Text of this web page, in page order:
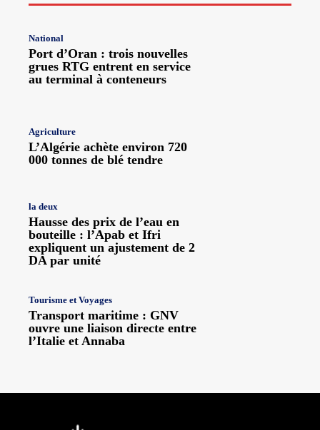
National
Port d’Oran : trois nouvelles
grues RTG entrent en service
au terminal à conteneurs
Agriculture
L’Algérie achète environ 720
000 tonnes de blé tendre
la deux
Hausse des prix de l’eau en
bouteille : l’Apab et Ifri
expliquent un ajustement de 2
DA par unité
Tourisme et Voyages
Transport maritime : GNV
ouvre une liaison directe entre
l’Italie et Annaba